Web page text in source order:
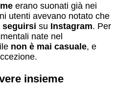
erano suonati già nei
utenti avevano notato che
seguirsi su Instagram. Per
nate nel
non è mai casuale, e
insieme